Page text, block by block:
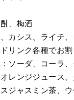
、梅酒
カシス、ライチ、
リンク各種でお割
ソーダ、コーラ
レンジジュース
ジャスミン茶、